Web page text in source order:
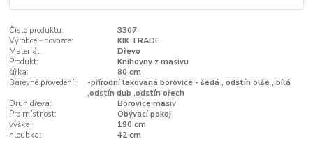
Číslo produktu:
3307
Výrobce - dovozce:
KIK TRADE
Materiál:
Dřevo
Produkt:
Knihovny z masivu
šířka:
80 cm
Barevné provedení:
-přírodní lakovaná borovice - šedá , odstín olše , bílá
,odstín dub ,odstín ořech
Druh dřeva:
Borovice masiv
Pro místnost:
Obývací pokoj
výška:
190 cm
hloubka:
42 cm